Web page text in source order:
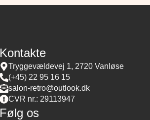
Kontakte
Tryggevældevej 1, 2720 Vanløse
(+45) 22 95 16 15
salon-retro@outlook.dk
CVR nr.: 29113947
Følg os